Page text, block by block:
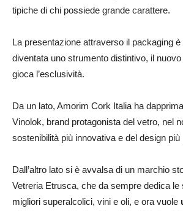
tipiche di chi possiede grande carattere.
La presentazione attraverso il packaging
diventata uno strumento distintivo, il
gioca l’esclusività.
Da un lato, Amorim Cork Italia ha
Vinolok, brand protagonista del vetro, nel
sostenibilità più innovativa e del design più
Dall’altro lato si è avvalsa di un marchio
Vetreria Etrusca, che da sempre dedica le
migliori superalcolici, vini e oli, e ora vuole